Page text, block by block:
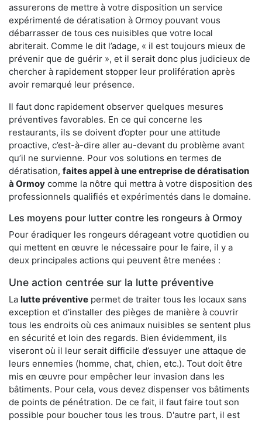
assurerons de mettre à votre disposition un service
expérimenté de dératisation à Ormoy pouvant vous
débarrasser de tous ces nuisibles que votre local
abriterait. Comme le dit l’adage, « il est toujours mieux de
prévenir que de guérir », et il serait donc plus judicieux de
chercher à rapidement stopper leur prolifération après
avoir remarqué leur présence.
Il faut donc rapidement observer quelques mesures
préventives favorables. En ce qui concerne les
restaurants, ils se doivent d’opter pour une attitude
proactive, c’est-à-dire aller au-devant du problème avant
qu’il ne survienne. Pour vos solutions en termes de
dératisation, faites appel à une entreprise de dératisation
à Ormoy comme la nôtre qui mettra à votre disposition des
professionnels qualifiés et expérimentés dans le domaine.
Les moyens pour lutter contre les rongeurs à Ormoy
Pour éradiquer les rongeurs dérageant votre quotidien ou
qui mettent en œuvre le nécessaire pour le faire, il y a
deux principales actions qui peuvent être menées :
Une action centrée sur la lutte préventive
La lutte préventive permet de traiter tous les locaux sans
exception et d'installer des pièges de manière à couvrir
tous les endroits où ces animaux nuisibles se sentent plus
en sécurité et loin des regards. Bien évidemment, ils
viseront où il leur serait difficile d’essuyer une attaque de
leurs ennemies (homme, chat, chien, etc.). Tout doit être
mis en œuvre pour empêcher leur invasion dans les
bâtiments. Pour cela, vous devez dispenser vos bâtiments
de points de pénétration. De ce fait, il faut faire tout son
possible pour boucher tous les trous. D'autre part, il est